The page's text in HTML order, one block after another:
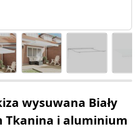
wysuwana Biały
Tkanina i aluminium